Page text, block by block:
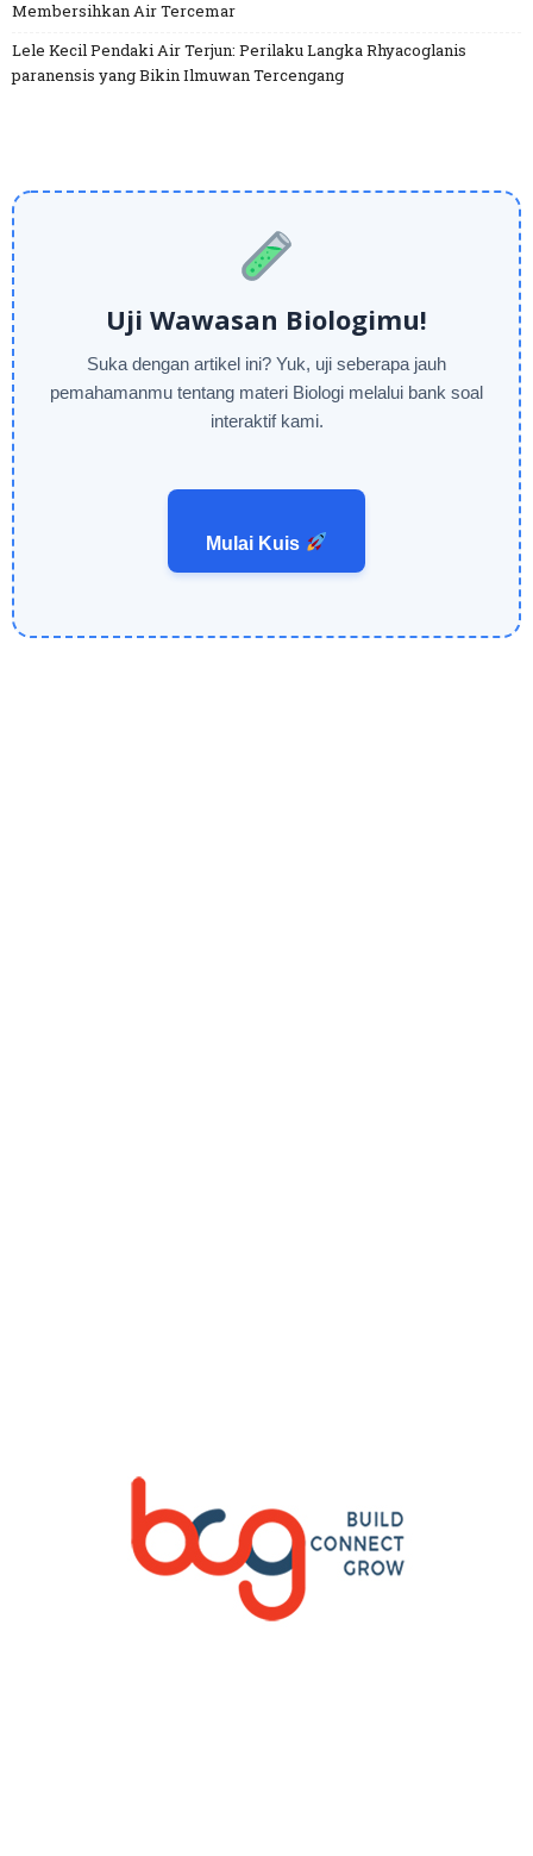
Membersihkan Air Tercemar
Lele Kecil Pendaki Air Terjun: Perilaku Langka Rhyacoglanis
paranensis yang Bikin Ilmuwan Tercengang
Uji Wawasan Biologimu!
Suka dengan artikel ini? Yuk, uji seberapa jauh
pemahamanmu tentang materi Biologi melalui bank soal
interaktif kami.
Mulai Kuis